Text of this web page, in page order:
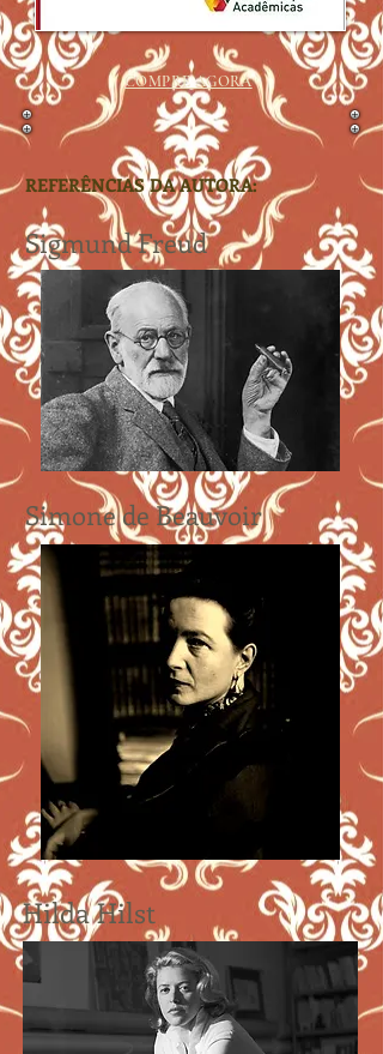
COMPRE AGORA
REFERÊNCIAS DA AUTORA:
Sigmund Freud
Simone de Beauvoir
Hilda Hilst